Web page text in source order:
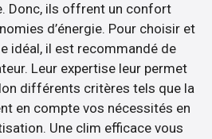
Donc, ils offrent un confort
d’énergie. Pour choisir et
idéal, il est recommandé de
Leur expertise leur permet
différents critères tels que la
en compte vos nécessités en
Une clim efficace vous